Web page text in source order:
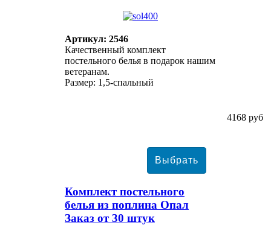
Артикул: 2546
Качественный комплект
постельного белья в подарок нашим
ветеранам.
Размер: 1,5-спальный
4168 руб
Комплект постельного
белья из поплина Опал
Заказ от 30 штук